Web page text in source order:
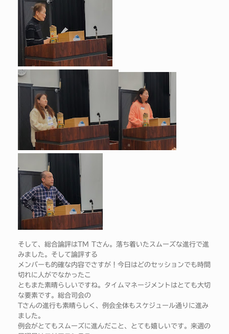
そして、総合論評はTM Tさん。落ち着いたスムーズな進行で進
みました。そして論評する
メンバーも的確な内容でさすが！今日はどのセッションでも時間
切れに人がでなかったこ
ともまた素晴らしいですね。タイムマネージメントはとても大切
な要素です。総合司会の
Tさんの進行も素晴らしく、例会全体もスケジュール通りに進み
ました。
例会がとてもスムーズに進んだこと、とても嬉しいです。来週の